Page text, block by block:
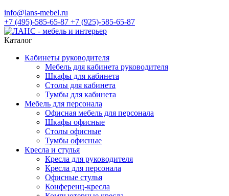
info@lans-mebel.ru
+7 (495)-585-65-87 +7 (925)-585-65-87
Каталог
Кабинеты руководителя
Мебель для кабинета руководителя
Шкафы для кабинета
Столы для кабинета
Тумбы для кабинета
Мебель для персонала
Офисная мебель для персонала
Шкафы офисные
Столы офисные
Тумбы офисные
Кресла и стулья
Кресла для руководителя
Кресла для персонала
Офисные стулья
Конференц-кресла